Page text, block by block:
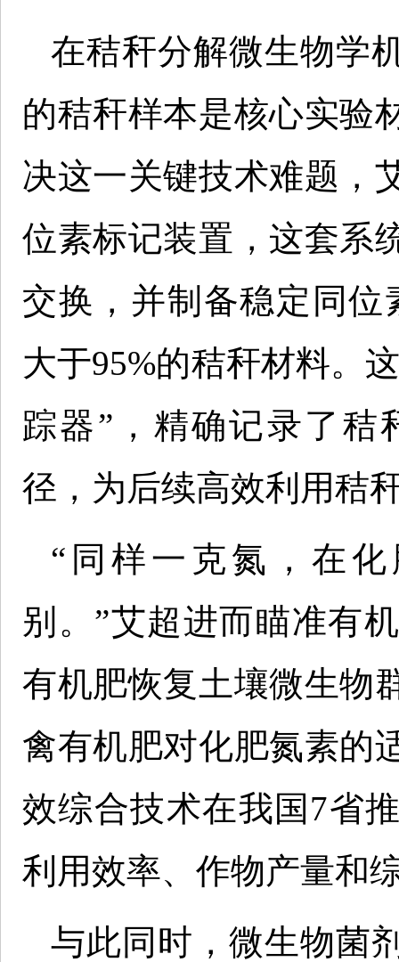
在秸秆分解微生物学
的秸秆样本是核心实验
决这一关键技术难题，
位素标记装置，这套系
交换，并制备稳定同位
大于95%的秸秆材料。
踪器”，精确记录了秸
径，为后续高效利用秸
“同样一克氮，在
别。”艾超进而瞄准有
有机肥恢复土壤微生物
禽有机肥对化肥氮素的
效综合技术在我国7省
利用效率、作物产量和
与此同时，微生物菌